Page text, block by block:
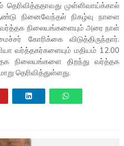
முள்ளிவாய்க்கால்
நினைவேந்தல் நிகழ்வு நாளை
நிலையங்களையும் அரை நாள்
கோரிக்கை விடுத்திருந்தார்.
வர்த்தகர்களையும் மதியம் 12.00
நிலையங்களை திறந்து வர்த்தக
தெரிவித்துள்ளது.